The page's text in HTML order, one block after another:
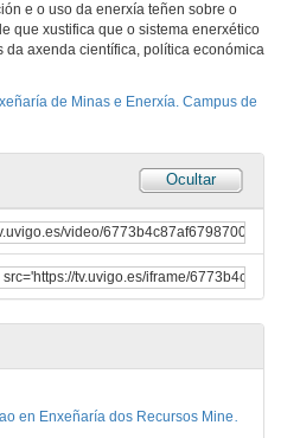
e o uso da enerxía teñen sobre o
que xustifica que o sistema enerxético
da axenda científica, política económica
de Minas e Enerxía. Campus de
Ocultar
dec. de 2024
Escuela de Ingeniería de Minas y Energía. Campus de Vigo
xan. de 2025
Grao en Enxeñaría dos Recursos Mineiros e Enerxéticos